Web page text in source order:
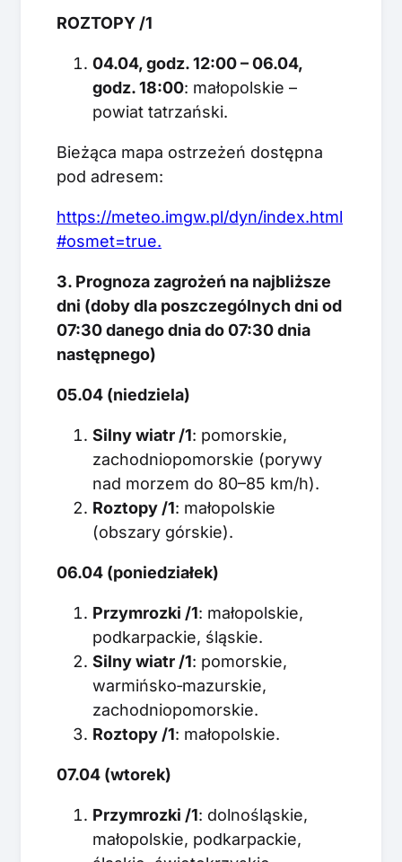
ROZTOPY /1
04.04, godz. 12:00 – 06.04,
godz. 18:00: małopolskie –
powiat tatrzański.
Bieżąca mapa ostrzeżeń dostępna
pod adresem:
https://meteo.imgw.pl/dyn/index.html
#osmet=true.
3. Prognoza zagrożeń na najbliższe
dni (doby dla poszczególnych dni od
07:30 danego dnia do 07:30 dnia
następnego)
05.04 (niedziela)
Silny wiatr /1: pomorskie,
zachodniopomorskie (porywy
nad morzem do 80–85 km/h).
Roztopy /1: małopolskie
(obszary górskie).
06.04 (poniedziałek)
Przymrozki /1: małopolskie,
podkarpackie, śląskie.
Silny wiatr /1: pomorskie,
warmińsko‑mazurskie,
zachodniopomorskie.
Roztopy /1: małopolskie.
07.04 (wtorek)
Przymrozki /1: dolnośląskie,
małopolskie, podkarpackie,